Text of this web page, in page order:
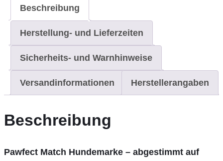
Hundemarke
Epoxidharz
Menge
Beschreibung
Herstellung- und Lieferzeiten
Sicherheits- und Warnhinweise
Versandinformationen Herstellerangaben
Beschreibung
Pawfect Match Hundemarke – abgestimmt auf